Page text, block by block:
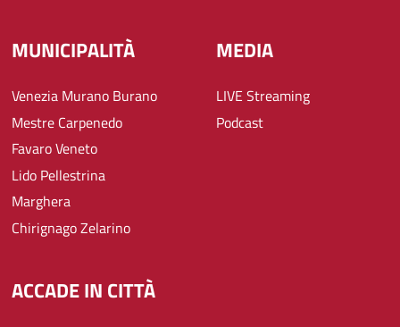
MUNICIPALITÀ
Venezia Murano Burano
Mestre Carpenedo
Favaro Veneto
Lido Pellestrina
Marghera
Chirignago Zelarino
MEDIA
LIVE Streaming
Podcast
ACCADE IN CITTÀ